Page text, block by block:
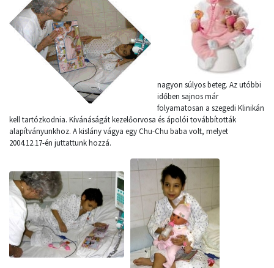
nagyon súlyos beteg. Az utóbbi
időben sajnos már
folyamatosan a szegedi Klinikán
kell tartózkodnia. Kívánáságát kezelőorvosa és ápolói továbbították
alapítványunkhoz. A kislány vágya egy Chu-Chu baba volt, melyet
2004.12.17-én juttattunk hozzá.